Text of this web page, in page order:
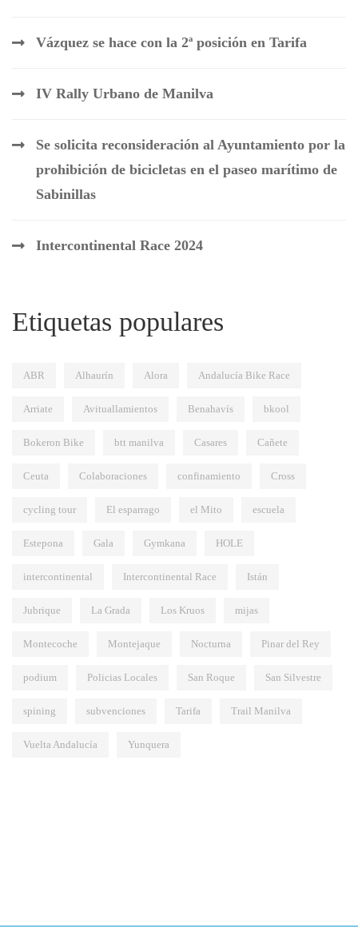
Vázquez se hace con la 2ª posición en Tarifa
IV Rally Urbano de Manilva
Se solicita reconsideración al Ayuntamiento por la
prohibición de bicicletas en el paseo marítimo de
Sabinillas
Intercontinental Race 2024
Etiquetas populares
ABR Alhaurín Alora Andalucía Bike Race
Arriate Avituallamientos Benahavís bkool
Bokeron Bike btt manilva Casares Cañete
Ceuta Colaboraciones confinamiento Cross
cycling tour El esparrago el Mito escuela
Estepona Gala Gymkana HOLE
intercontinental Intercontinental Race Istán
Jubrique La Grada Los Kruos mijas
Montecoche Montejaque Nocturna Pinar del Rey
podium Policias Locales San Roque San Silvestre
spining subvenciones Tarifa Trail Manilva
Vuelta Andalucía Yunquera